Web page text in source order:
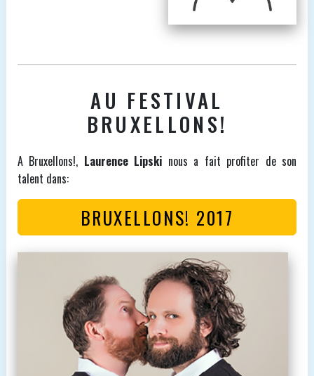
AU FESTIVAL
BRUXELLONS!
A Bruxellons!, Laurence Lipski nous a fait profiter de son
talent dans:
BRUXELLONS! 2017